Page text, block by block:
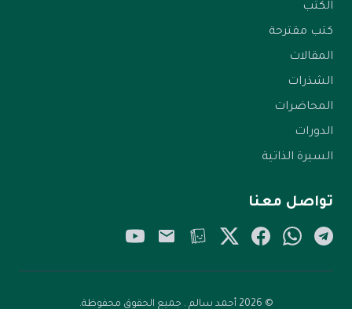
الكتب
كتب مقترحة
المقالات
الشذرات
المحاضرات
الدورات
السيرة الذاتية
تواصل معنا
Telegram
WhatsApp
Facebook
Twitter/X
Tellonym
Email
YouTube
© 2026 أحمد سالم . جميع الحقوق محفوظة.